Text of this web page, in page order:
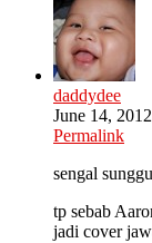
daddydee
June 14,
Permalink
sengal
tp sebab
jadi cover